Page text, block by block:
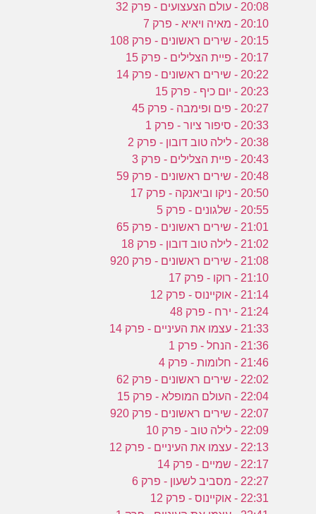
20:08 - עולם הצעצועים - פרק 32
20:10 - מאיה ויאיא - פרק 7
20:15 - שירים ראשונים - פרק 108
20:17 - פיית הצלילים - פרק 15
20:22 - שירים ראשונים - פרק 14
20:23 - יום כיף - פרק 15
20:27 - פים ופימבה - פרק 45
20:33 - סיפור ציור - פרק 1
20:38 - לילה טוב דובון - פרק 2
20:43 - פיית הצלילים - פרק 3
20:48 - שירים ראשונים - פרק 59
20:50 - ניקו וביאנקה - פרק 17
20:55 - שלגונים - פרק 5
21:01 - שירים ראשונים - פרק 65
21:02 - לילה טוב דובון - פרק 18
21:08 - שירים ראשונים - פרק 920
21:10 - רוקו - פרק 17
21:14 - אוקיינוס - פרק 12
21:24 - ירח - פרק 48
21:33 - עצמו את העיניים - פרק 14
21:36 - הנחל - פרק 1
21:46 - חלומות - פרק 4
22:02 - שירים ראשונים - פרק 62
22:04 - העולם המופלא - פרק 15
22:07 - שירים ראשונים - פרק 920
22:09 - לילה טוב - פרק 10
22:13 - עצמו את העיניים - פרק 12
22:17 - שמיים - פרק 14
22:27 - מסביב לשעון - פרק 6
22:31 - אוקיינוס - פרק 12